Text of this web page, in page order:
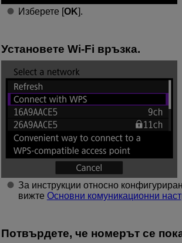
Изберете [OK].
Установете Wi-Fi връзка.
За инструкции относно
вижте Основни комуникационни
Потвърдете, че номерът се